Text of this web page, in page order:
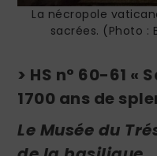
La nécropole
sacrées. (Photo :
> HS n° 60-61 «
1700 ans de
Le Musée du